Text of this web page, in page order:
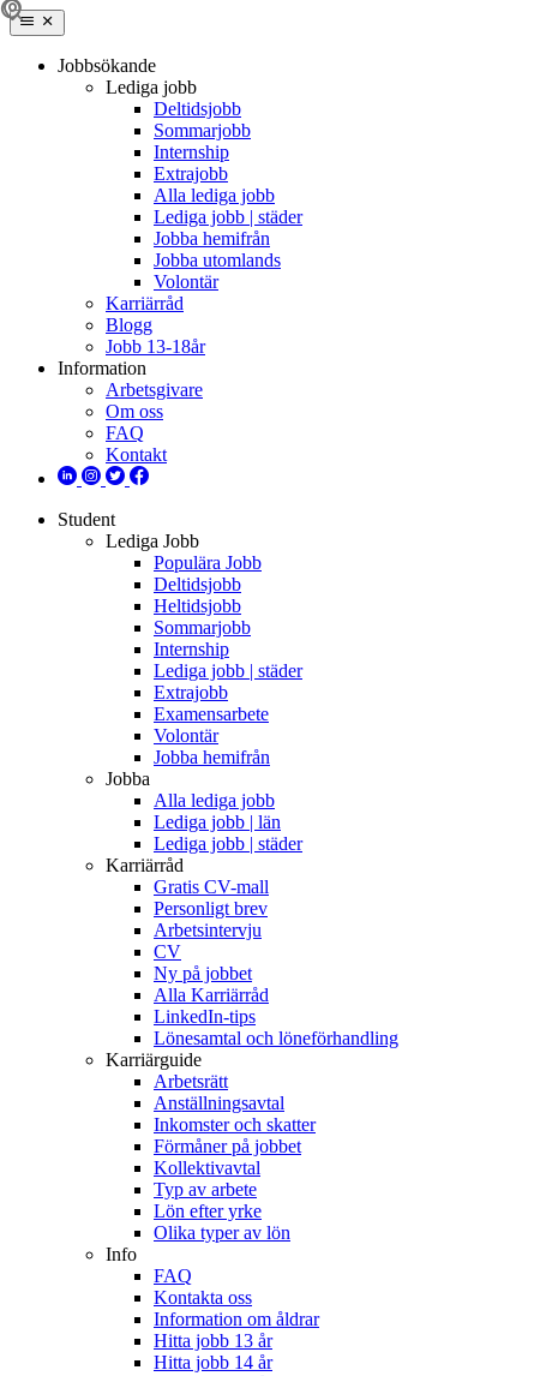
Jobbsökande
Lediga jobb
Deltidsjobb
Sommarjobb
Internship
Extrajobb
Alla lediga jobb
Lediga jobb | städer
Jobba hemifrån
Jobba utomlands
Volontär
Karriärråd
Blogg
Jobb 13-18år
Information
Arbetsgivare
Om oss
FAQ
Kontakt
Student
Lediga Jobb
Populära Jobb
Deltidsjobb
Heltidsjobb
Sommarjobb
Internship
Lediga jobb | städer
Extrajobb
Examensarbete
Volontär
Jobba hemifrån
Jobba
Alla lediga jobb
Lediga jobb | län
Lediga jobb | städer
Karriärråd
Gratis CV-mall
Personligt brev
Arbetsintervju
CV
Ny på jobbet
Alla Karriärråd
LinkedIn-tips
Lönesamtal och löneförhandling
Karriärguide
Arbetsrätt
Anställningsavtal
Inkomster och skatter
Förmåner på jobbet
Kollektivavtal
Typ av arbete
Lön efter yrke
Olika typer av lön
Info
FAQ
Kontakta oss
Information om åldrar
Hitta jobb 13 år
Hitta jobb 14 år